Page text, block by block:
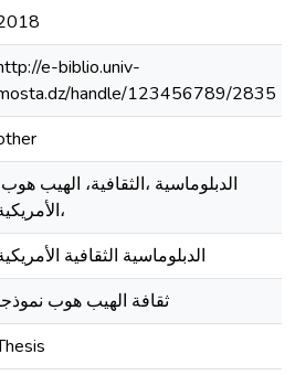
e-biblio.univ-
handle/123456789/2835
الدبلوماسية الثقافية
ثقافة الهيب هوب